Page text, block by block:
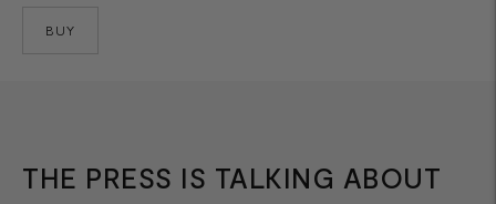
BUY
THE PRESS IS TALKING ABOUT